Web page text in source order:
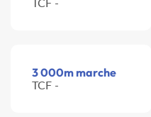
3 000m marche
TCF -